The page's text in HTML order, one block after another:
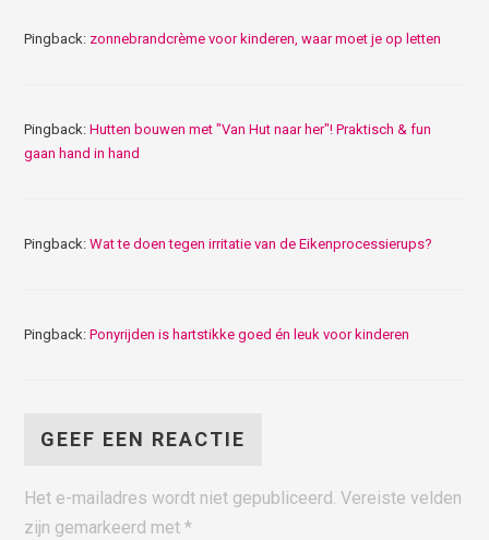
Pingback: zonnebrandcrème voor kinderen, waar moet je op letten
Pingback:Hutten bouwen met "Van Hut naar her"! Praktisch & fun
gaan hand in hand
Pingback:Wat te doen tegen irritatie van de Eikenprocessierups?
Pingback:Ponyrijden is hartstikke goed én leuk voor kinderen
GEEF EEN REACTIE
Het e-mailadres wordt niet gepubliceerd. Vereiste velden
zijn gemarkeerd met*